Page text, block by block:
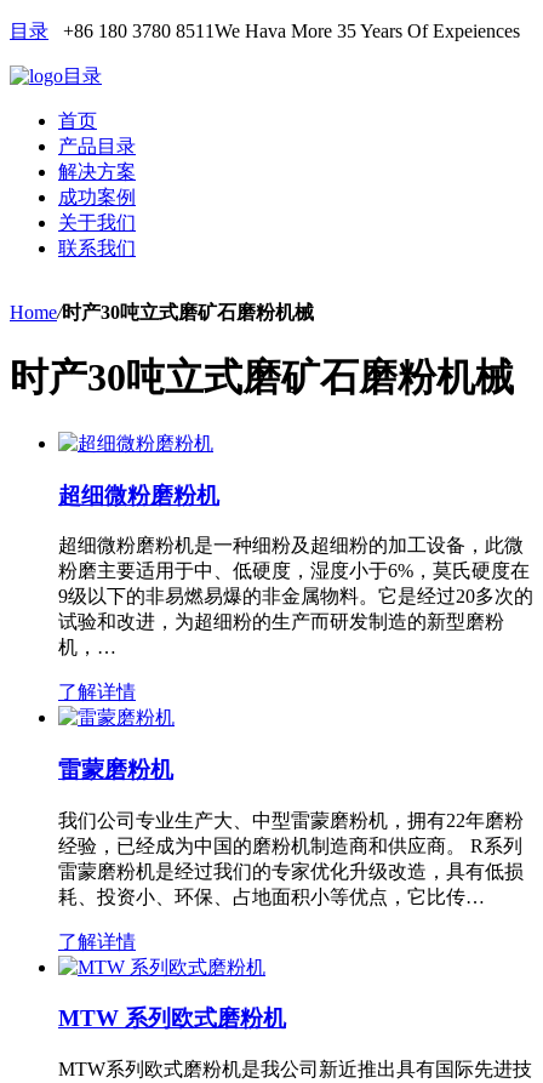
目录 +86 180 3780 8511We Hava More 35 Years Of Expeiences
目录
首页
产品目录
解决方案
成功案例
关于我们
联系我们
Home/时产30吨立式磨矿石磨粉机械
时产30吨立式磨矿石磨粉机械
超细微粉磨粉机
超细微粉磨粉机是一种细粉及超细粉的加工设备，此微
粉磨主要适用于中、低硬度，湿度小于6%，莫氏硬度在
9级以下的非易燃易爆的非金属物料。它是经过20多次的
试验和改进，为超细粉的生产而研发制造的新型磨粉
机，…
了解详情
雷蒙磨粉机
我们公司专业生产大、中型雷蒙磨粉机，拥有22年磨粉
经验，已经成为中国的磨粉机制造商和供应商。 R系列
雷蒙磨粉机是经过我们的专家优化升级改造，具有低损
耗、投资小、环保、占地面积小等优点，它比传…
了解详情
MTW 系列欧式磨粉机
MTW系列欧式磨粉机是我公司新近推出具有国际先进技